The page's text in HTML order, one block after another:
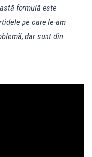
formulă este
pe care le-am
dar sunt din